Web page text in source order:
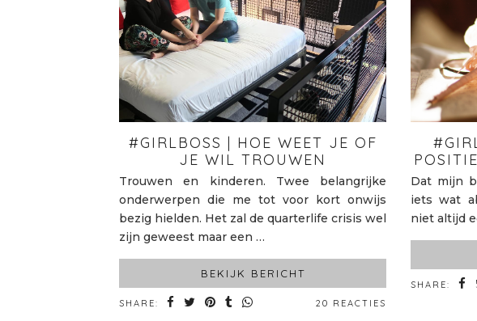
#GIRLBOSS | HOE WEET JE OF
JE WIL TROUWEN
Trouwen en kinderen. Twee belangrijke
onderwerpen die me tot voor kort onwijs
bezig hielden. Het zal de quarterlife crisis wel
zijn geweest maar een …
BEKIJK BERICHT
SHARE: 20 REACTIES
Dat mijn
iets wat
niet altijd
SHARE: